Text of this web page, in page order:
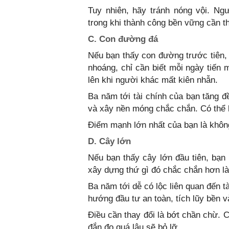
Tuy nhiên, hãy tránh nóng vội.
trong khi thành công bền vững cần
C. Con đường đá
Nếu bạn thấy con đường trước
nhoáng, chỉ cần biết mỗi ngày
lên khi người khác mất kiên nhẫn.
Ba năm tới tài chính của bạn tăng
và xây nền móng chắc chắn. Có
Điểm mạnh lớn nhất của bạn là
D. Cây lớn
Nếu bạn thấy cây lớn đầu tiên,
xây dựng thứ gì đó chắc chắn hơn
Ba năm tới dễ có lộc liên quan đến
hướng đầu tư an toàn, tích lũy bền
Điều cần thay đổi là bớt chần chừ.